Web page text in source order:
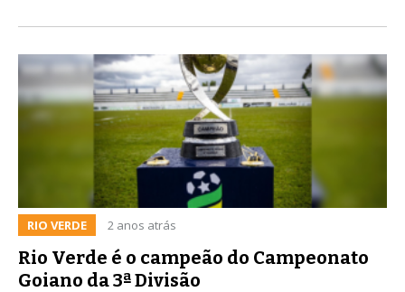
RIO VERDE 2 anos atrás
Rio Verde é o campeão do Campeonato
Goiano da 3ª Divisão